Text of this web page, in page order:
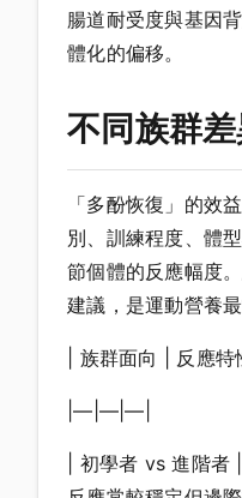
腸道耐受度與基因
體化的偏移。
不同族群
「多酚恢復」的效
別、訓練程度、體
節個體的反應幅度
建議，是運動營養
| 族群面向 | 反應特
|—|—|—|
| 初學者 vs 進階者